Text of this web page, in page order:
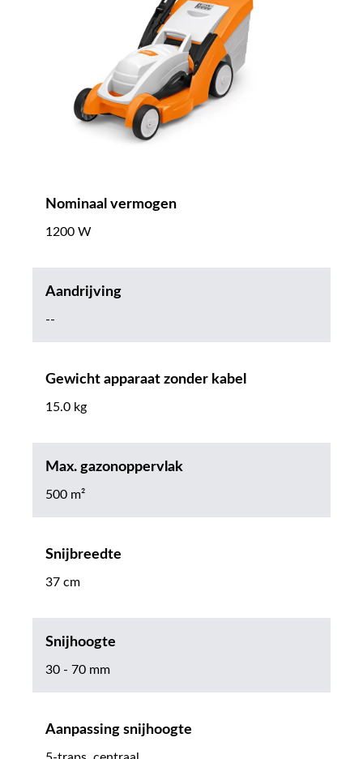
Nominaal vermogen
1200 W
Aandrijving
--
Gewicht apparaat zonder kabel
15.0 kg
Max. gazonoppervlak
500 m²
Snijbreedte
37 cm
Snijhoogte
30 - 70 mm
Aanpassing snijhoogte